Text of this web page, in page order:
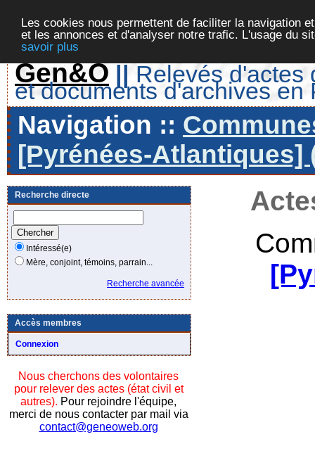
Les cookies nous permettent de faciliter la navigation
et les annonces et d'analyser notre trafic. L'usage du
savoir plus
Gen&O || Relevés d'actes
et documents d'archives en
Navigation ::
[Pyrénées-Atlantiques]
Recherche directe
Intéressé(e)
Mère, conjoint, témoins, parrain...
Recherche avancée
Accès membres
Connexion
Nous cherchons des volontaires
pour relever des actes (état civil et
autres). Pour rejoindre l'équipe,
merci de nous contacter par mail via
contact@geneoweb.org